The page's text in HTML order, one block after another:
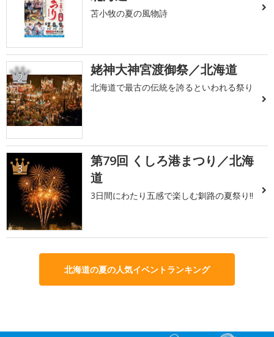
苫小牧の夏の風物詩
2 姥神大神宮渡御祭／北海道
北海道で最古の伝統を誇るといわれる祭り
3
第79回 くしろ港まつり／北海
道
3日間にわたり五感で楽しむ釧路の夏祭り!!
北海道の夏の人気イベントランキング